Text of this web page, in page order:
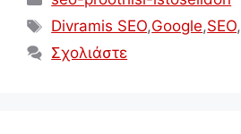
Ετικέτες
Divramis SEO,Google,SEO,
Σχολιάστε